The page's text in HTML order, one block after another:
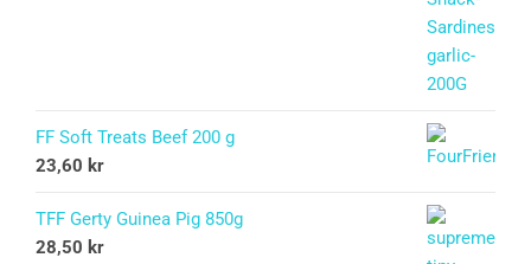
FF Soft Treats Beef 200 g
23,60 kr
TFF Gerty Guinea Pig 850g
28,50 kr